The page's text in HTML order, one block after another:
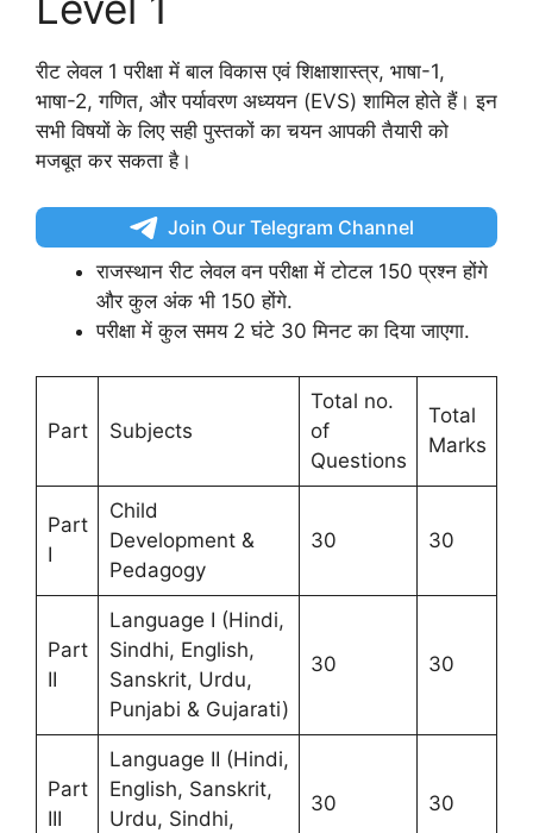
रीट लेवल 1 परीक्षा में बाल विकास एवं शिक्षाशास्त्र, भाषा-1,
भाषा-2, गणित, और पर्यावरण अध्ययन (EVS) शामिल होते हैं। इन
सभी विषयों के लिए सही पुस्तकों का चयन आपकी तैयारी को
मजबूत कर सकता है।
Join Our Telegram Channel
राजस्थान रीट लेवल वन परीक्षा में टोटल 150 प्रश्न होंगे
और कुल अंक भी 150 होंगे.
परीक्षा में कुल समय 2 घंटे 30 मिनट का दिया जाएगा.
Part Subjects
Total no.
of
Questions
Total
Marks
Part
I
Child
Development &
Pedagogy
30 30
Part
II
Language I (Hindi,
Sindhi, English,
Sanskrit, Urdu,
Punjabi & Gujarati)
30 30
Part
III
Language II (Hindi,
English, Sanskrit,
Urdu, Sindhi,
30 30